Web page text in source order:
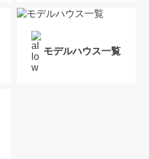
モデルハウス一覧